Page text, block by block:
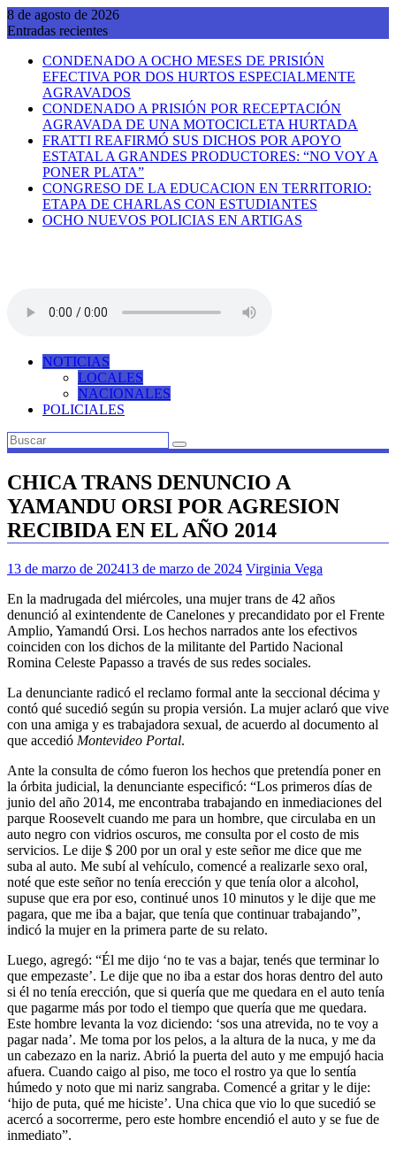
Saltar
al
8 de agosto de 2026
Entradas recientes
CONDENADO A OCHO MESES DE PRISIÓN
EFECTIVA POR DOS HURTOS ESPECIALMENTE
AGRAVADOS
CONDENADO A PRISIÓN POR RECEPTACIÓN
AGRAVADA DE UNA MOTOCICLETA HURTADA
FRATTI REAFIRMÓ SUS DICHOS POR APOYO
ESTATAL A GRANDES PRODUCTORES: “NO VOY A
PONER PLATA”
CONGRESO DE LA EDUCACION EN TERRITORIO:
ETAPA DE CHARLAS CON ESTUDIANTES
OCHO NUEVOS POLICIAS EN ARTIGAS
NOTICIAS
LOCALES
NACIONALES
POLICIALES
CHICA TRANS DENUNCIO A
YAMANDU ORSI POR AGRESION
RECIBIDA EN EL AÑO 2014
13 de marzo de 202413 de marzo de 2024 Virginia Vega
En la madrugada del miércoles, una mujer trans de 42 años
denunció al exintendente de Canelones y precandidato por el Frente
Amplio, Yamandú Orsi. Los hechos narrados ante los efectivos
coinciden con los dichos de la militante del Partido Nacional
Romina Celeste Papasso a través de sus redes sociales.
La denunciante radicó el reclamo formal ante la seccional décima y
contó qué sucedió según su propia versión. La mujer aclaró que vive
con una amiga y es trabajadora sexual, de acuerdo al documento al
que accedió Montevideo Portal.
Ante la consulta de cómo fueron los hechos que pretendía poner en
la órbita judicial, la denunciante especificó: “Los primeros días de
junio del año 2014, me encontraba trabajando en inmediaciones del
parque Roosevelt cuando me para un hombre, que circulaba en un
auto negro con vidrios oscuros, me consulta por el costo de mis
servicios. Le dije $ 200 por un oral y este señor me dice que me
suba al auto. Me subí al vehículo, comencé a realizarle sexo oral,
noté que este señor no tenía erección y que tenía olor a alcohol,
supuse que era por eso, continué unos 10 minutos y le dije que me
pagara, que me iba a bajar, que tenía que continuar trabajando”,
indicó la mujer en la primera parte de su relato.
Luego, agregó: “Él me dijo ‘no te vas a bajar, tenés que terminar lo
que empezaste’. Le dije que no iba a estar dos horas dentro del auto
si él no tenía erección, que si quería que me quedara en el auto tenía
que pagarme más por todo el tiempo que quería que me quedara.
Este hombre levanta la voz diciendo: ‘sos una atrevida, no te voy a
pagar nada’. Me toma por los pelos, a la altura de la nuca, y me da
un cabezazo en la nariz. Abrió la puerta del auto y me empujó hacia
afuera. Cuando caigo al piso, me toco el rostro ya que lo sentía
húmedo y noto que mi nariz sangraba. Comencé a gritar y le dije:
‘hijo de puta, qué me hiciste’. Una chica que vio lo que sucedió se
acercó a socorrerme, pero este hombre encendió el auto y se fue de
inmediato”.